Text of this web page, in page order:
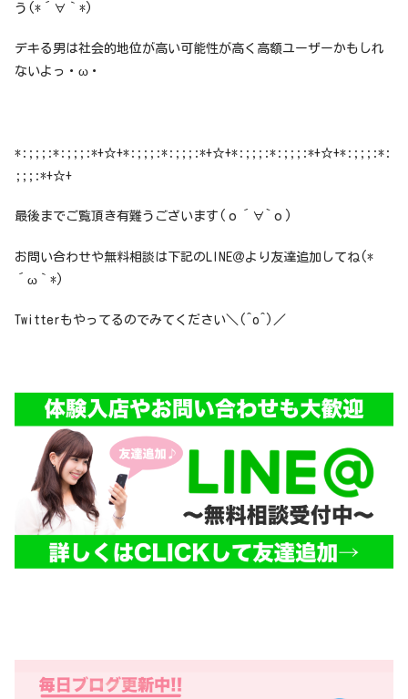
う(*´∀｀*)
デキる男は社会的地位が高い可能性が高く高額ユーザーかもしれ
ないよっ・ω・
*:;;;:*:;;;:*+☆+*:;;;:*:;;;:*+☆+*:;;;:*:;;;:*+☆+*:;;;:*:
;;;:*+☆+
最後までご覧頂き有難うございます(о´∀`о)
お問い合わせや無料相談は下記のLINE＠より友達追加してね(*
´ω｀*)
Twitterもやってるのでみてください＼(^o^)／